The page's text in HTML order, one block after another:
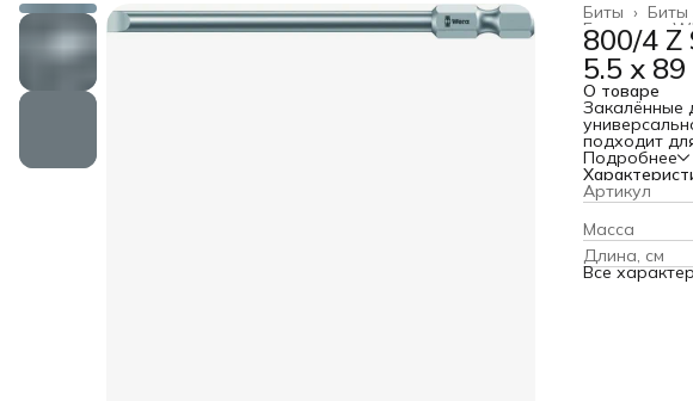
Биты
Биты ›
Главная
800/4 Z
5.5 x
О товаре
Закалённые
подходит
твёрдости,
Black &
Подробнее
Артикул
Масса
Длина, см
Все